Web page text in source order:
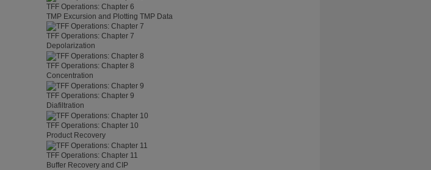
TFF Operations: Chapter 6
TMP Excursion and Plotting TMP Data
TFF Operations: Chapter 7
Depolarization
TFF Operations: Chapter 8
Concentration
TFF Operations: Chapter 9
Diafiltration
TFF Operations: Chapter 10
Product Recovery
TFF Operations: Chapter 11
Buffer Recovery and CIP